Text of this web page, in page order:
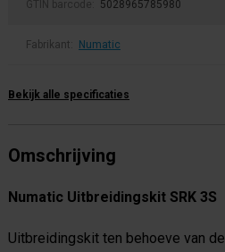
GTIN barcode: 5028965785980
Fabrikant: Numatic
Bekijk alle specificaties
Omschrijving
Numatic Uitbreidingskit SRK 3S
Uitbreidingskit ten behoeve van